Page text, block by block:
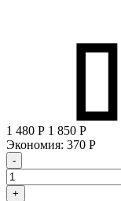
1 480 Р 1 850 Р
Экономия: 370 Р
-
+